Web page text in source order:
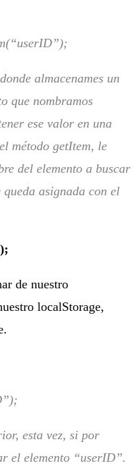
almacenames un
que nombramos
ese valor en una
método getItem, le
del elemento a buscar
asignada con el
de nuestro
localStorage,
esta vez, si por
el elemento “userID”.